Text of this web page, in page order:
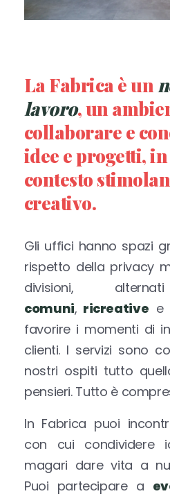
La Fabrica è un
lavoro, un
collaborare e
idee e progetti,
contesto
creativo. ​
Gli uffici hanno spazi
rispetto della privacy
divisioni,
comuni, ricreative e
favorire i momenti di
clienti. I servizi sono
nostri ospiti tutto
pensieri. Tutto è
In Fabrica puoi
con cui condividere
magari dare vita a
Puoi partecipare a